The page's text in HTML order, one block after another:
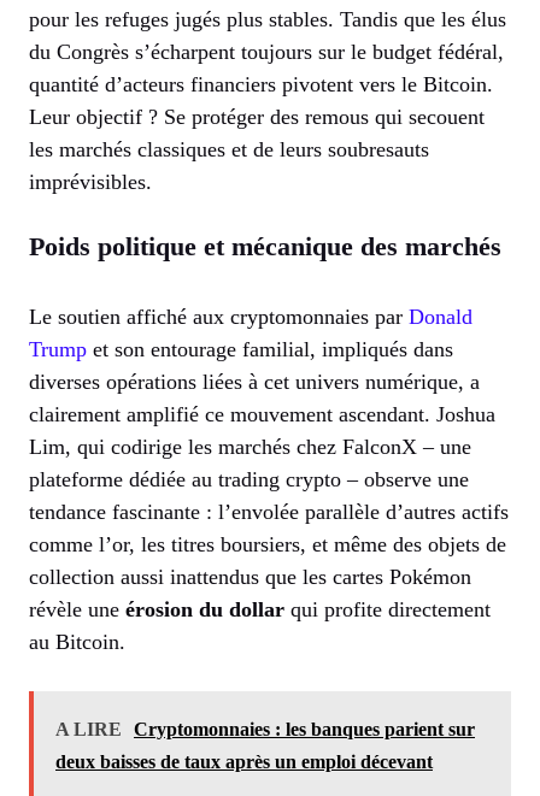
pour les refuges jugés plus stables. Tandis que les élus
du Congrès s’écharpent toujours sur le budget fédéral,
quantité d’acteurs financiers pivotent vers le Bitcoin.
Leur objectif ? Se protéger des remous qui secouent
les marchés classiques et de leurs soubresauts
imprévisibles.
Poids politique et mécanique des marchés
Le soutien affiché aux cryptomonnaies par Donald
Trump et son entourage familial, impliqués dans
diverses opérations liées à cet univers numérique, a
clairement amplifié ce mouvement ascendant. Joshua
Lim, qui codirige les marchés chez FalconX – une
plateforme dédiée au trading crypto – observe une
tendance fascinante : l’envolée parallèle d’autres actifs
comme l’or, les titres boursiers, et même des objets de
collection aussi inattendus que les cartes Pokémon
révèle une érosion du dollar qui profite directement
au Bitcoin.
A LIRE
Cryptomonnaies : les banques parient sur
deux baisses de taux après un emploi décevant